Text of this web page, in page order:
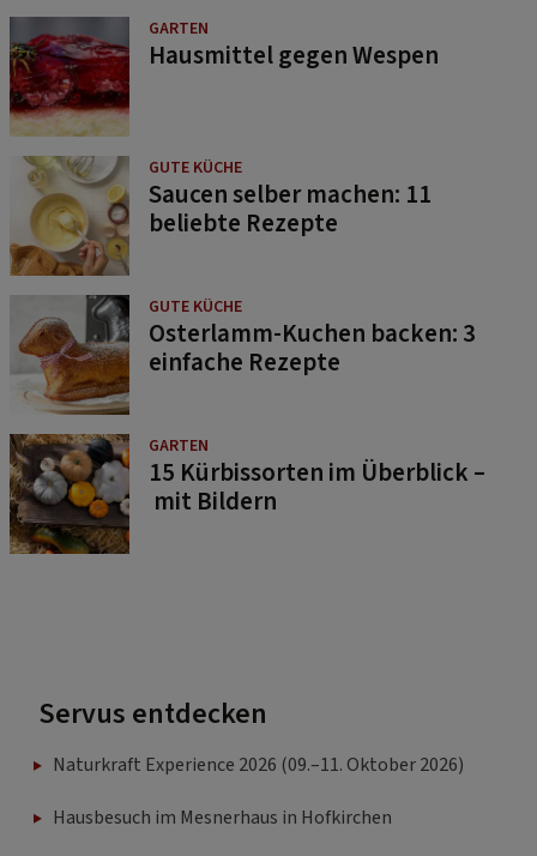
GARTEN
Hausmittel gegen Wespen
GUTE KÜCHE
Saucen selber machen: 11
beliebte Rezepte
GUTE KÜCHE
Osterlamm-Kuchen backen: 3
einfache Rezepte
GARTEN
15 Kürbissorten im Überblick –
mit Bildern
Servus entdecken
Naturkraft Experience 2026 (09.–11. Oktober 2026)
Hausbesuch im Mesnerhaus in Hofkirchen